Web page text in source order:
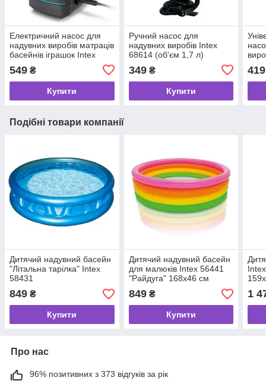
Електричний насос для
надувних виробів матраців
басейнів іграшок Intex
549 ₴
Купити
Ручний насос для
надувних виробів Intex
68614 (об'єм 1,7 л)
349₴
Купити
419
Подібні товари компанії
Дитячий надувний басейн
"Літальна тарілка" Intex
58431
849 ₴
Купити
Дитячий надувний басейн
для малюків Intex 56441
"Райдуга" 168х46 см
849₴
Купити
1
Про нас
96% позитивних з 373 відгуків за рік